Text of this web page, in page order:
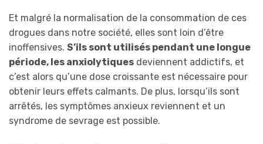
Et malgré la normalisation de la consommation de ces
drogues dans notre société, elles sont loin d’être
inoffensives. S’ils sont utilisés pendant une longue
période, les anxiolytiques deviennent addictifs, et
c’est alors qu’une dose croissante est nécessaire pour
obtenir leurs effets calmants. De plus, lorsqu’ils sont
arrêtés, les symptômes anxieux reviennent et un
syndrome de sevrage est possible.